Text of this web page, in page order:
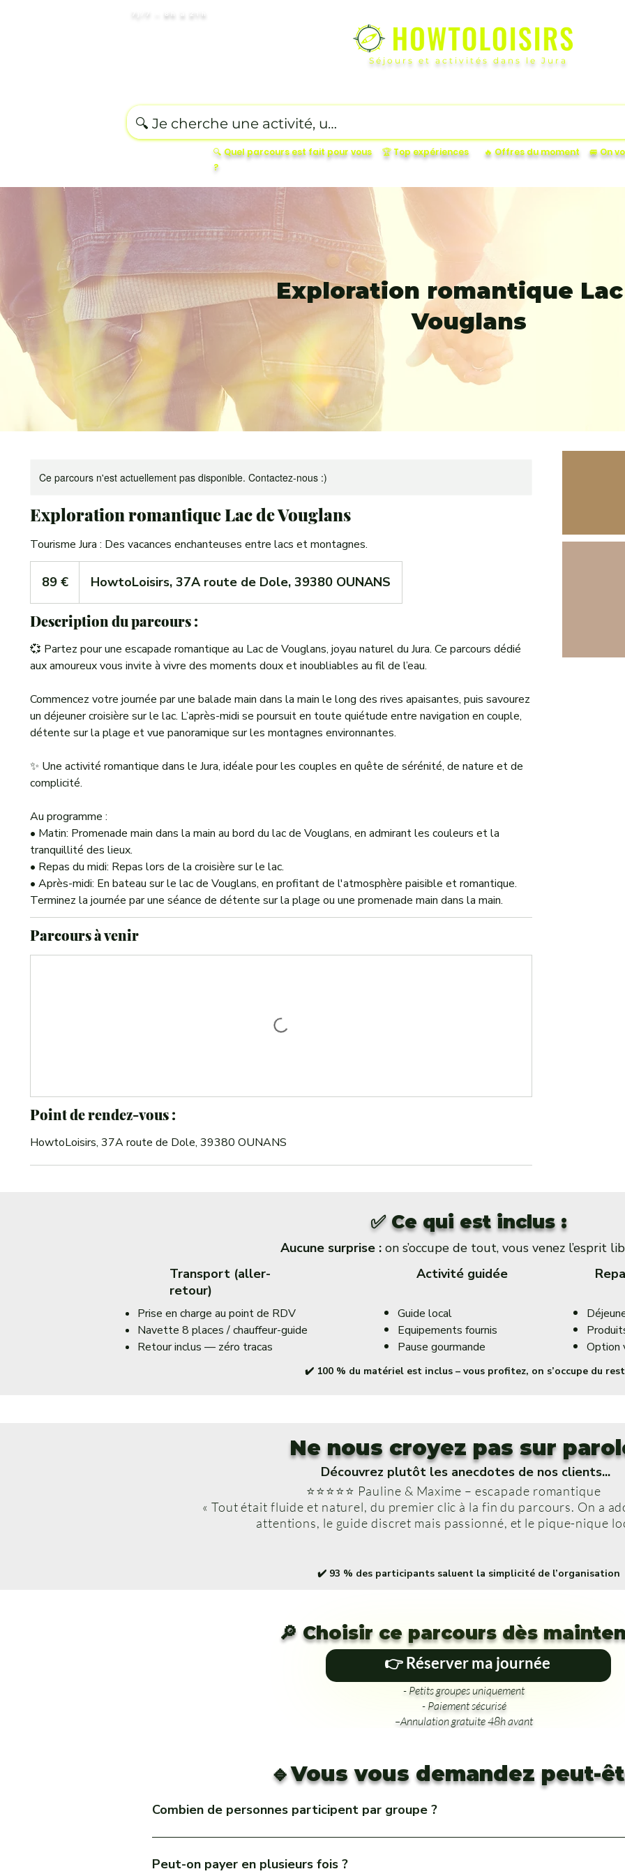
7j/7 – 8h à 21h
Séjours et activités dans le Jura
🔍 Quel parcours est fait pour vous
?
🏆 Top expériences 🔥 Offres du moment 🚐 On
Exploration romantique
Vouglans
Ce parcours n'est actuellement pas disponible. Contactez-nous :)
Exploration romantique Lac de Vouglans
Tourisme Jura : Des vacances enchanteuses entre lacs et montagnes.
89 € HowtoLoisirs, 37A route de Dole, 39380 OUNANS
Description du parcours :
💞 Partez pour une escapade romantique au Lac de Vouglans, joyau naturel du Jura. Ce parcours dédié
aux amoureux vous invite à vivre des moments doux et inoubliables au fil de l’eau.
Commencez votre journée par une balade main dans la main le long des rives apaisantes, puis savourez
un déjeuner croisière sur le lac. L’après-midi se poursuit en toute quiétude entre navigation en couple,
détente sur la plage et vue panoramique sur les montagnes environnantes.
✨ Une activité romantique dans le Jura, idéale pour les couples en quête de sérénité, de nature et de
complicité.
Au programme :
• Matin: Promenade main dans la main au bord du lac de Vouglans, en admirant les couleurs et la
tranquillité des lieux.
• Repas du midi: Repas lors de la croisière sur le lac.
• Après-midi: En bateau sur le lac de Vouglans, en profitant de l'atmosphère paisible et romantique.
Terminez la journée par une séance de détente sur la plage ou une promenade main dans la main.
Parcours à venir
Point de rendez-vous :
HowtoLoisirs, 37A route de Dole, 39380 OUNANS
✅ Ce qui est inclus :
Aucune surprise : on s’occupe de tout, vous venez l’esprit
Transport (aller-
retour)
Prise en charge au point de RDV
Navette 8 places / chauffeur-guide
Retour inclus — zéro tracas
Activité guidée
Guide local
Equipements fournis
Pause gourmande
Option
✔️ 100 % du matériel est inclus – vous profitez, on s’occupe du
Ne nous croyez pas sur
Découvrez plutôt les anecdotes de nos clients...
⭐⭐⭐⭐⭐ Pauline & Maxime – escapade romantique
« Tout était fluide et naturel, du premier clic à la fin du parcours. On a
attentions, le guide discret mais passionné, et le pique-nique
✔️ 93 % des participants saluent la simplicité de l’organisation
🔎 Choisir ce parcours dès
👉 Réserver ma journée
- Petits groupes uniquement
- Paiement sécurisé
–Annulation gratuite 48h avant
Combien de personnes participent par groupe ?
Peut-on payer en plusieurs fois ?
🔹Vous vous demandez peut-